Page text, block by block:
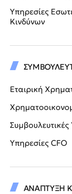
Υπηρεσίες
Κινδύνων
Εταιρική
Υπηρεσίες CFO
ΑΝΑΠΤΥΞΗ